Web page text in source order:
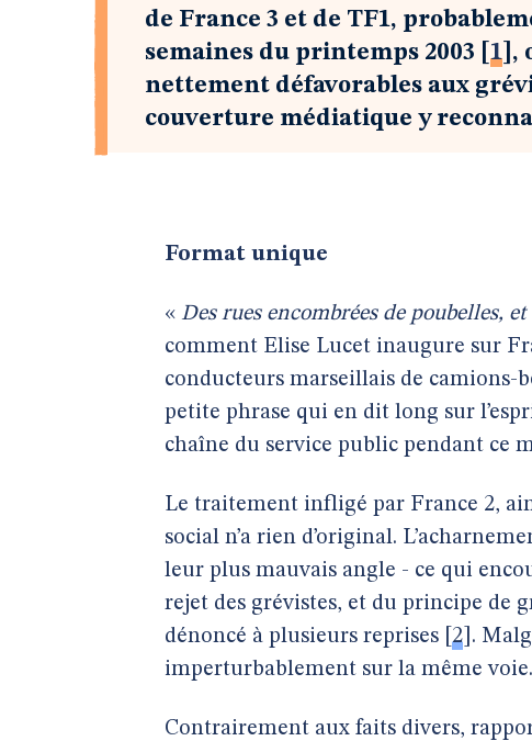
de France 3 et de TF1,
semaines du printemps 2003
1 ,
nettement défavorables aux
couverture médiatique y
Format unique
« Des rues encombrées de poubelles,
comment Elise Lucet inaugure sur
conducteurs marseillais de camions-
petite phrase qui en dit long sur
chaîne du service public pendant ce
Le traitement infligé par France 2,
social n’a rien d’original.
leur plus mauvais angle - ce qui
rejet des grévistes, et du principe de
dénoncé à plusieurs reprises 2 .
imperturbablement sur la même
Contrairement aux faits divers,